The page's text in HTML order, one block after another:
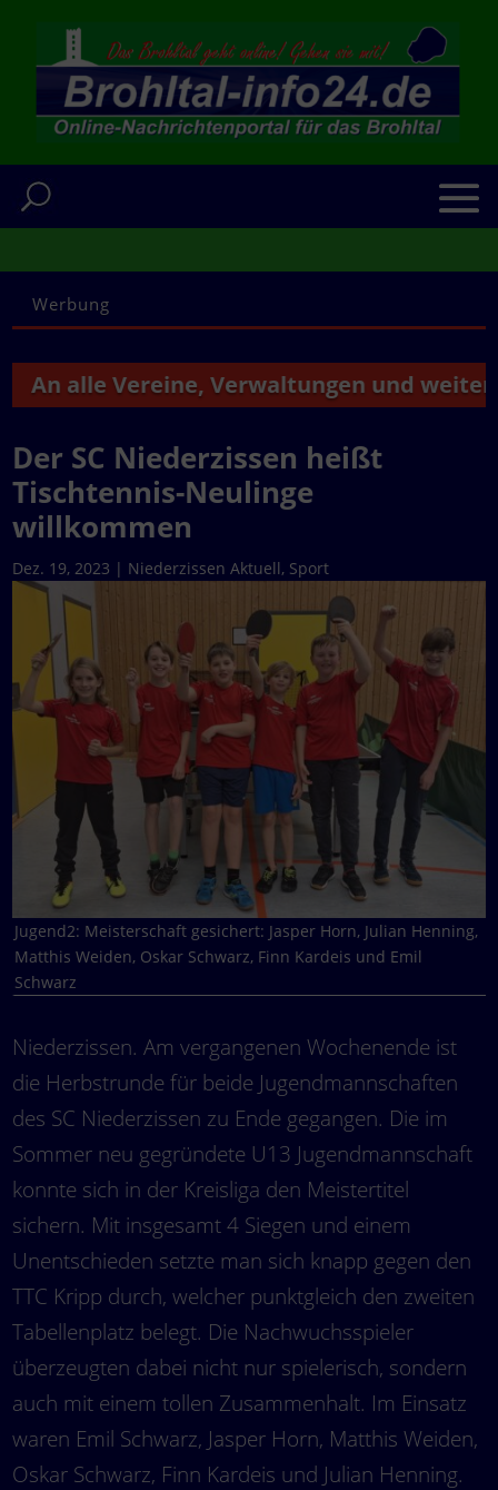
Werbung
alle Vereine, Verwaltungen und weitere
Der SC Niederzissen heißt
Tischtennis-Neulinge
willkommen
Dez. 19, 2023 | Niederzissen Aktuell, Sport
Jugend2: Meisterschaft gesichert: Jasper Horn, Julian Henning,
Matthis Weiden, Oskar Schwarz, Finn Kardeis und Emil
Schwarz
Niederzissen. Am vergangenen Wochenende ist
die Herbstrunde für beide Jugendmannschaften
des SC Niederzissen zu Ende gegangen. Die im
Sommer neu gegründete U13 Jugendmannschaft
konnte sich in der Kreisliga den Meistertitel
sichern. Mit insgesamt 4 Siegen und einem
Unentschieden setzte man sich knapp gegen den
TTC Kripp durch, welcher punktgleich den zweiten
Tabellenplatz belegt. Die Nachwuchsspieler
überzeugten dabei nicht nur spielerisch, sondern
auch mit einem tollen Zusammenhalt. Im Einsatz
waren Emil Schwarz, Jasper Horn, Matthis Weiden,
Oskar Schwarz, Finn Kardeis und Julian Henning.